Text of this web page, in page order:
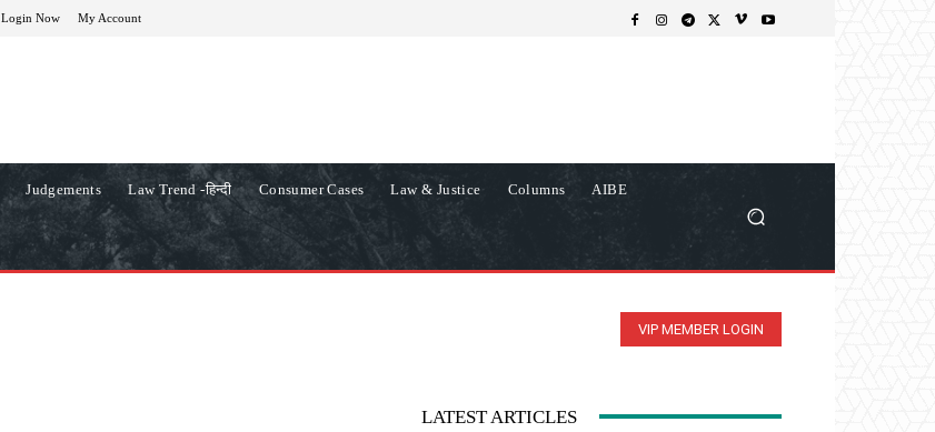
Login Now My Account
Judgements Law Trend -हिन्दी Consumer Cases Law & Justice Columns AIBE
VIP MEMBER LOGIN
LATEST ARTICLES